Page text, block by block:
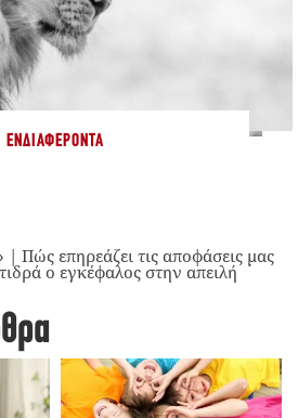
ΕΝΔΙΑΦΈΡΟΝΤΑ
| Πώς επηρεάζει τις αποφάσεις μας
ο εγκέφαλος στην απειλή